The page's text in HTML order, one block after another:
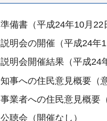
準備書（平成24年10月22
説明会の開催（平成24年
説明会開催結果（平成24
知事への住民意見概要（
事業者への住民意見概要
公聴会（開催なし）